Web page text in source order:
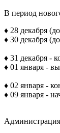
В период
♦ 28 декабря
♦ 30 декабря
♦ 31 декабря -
♦ 01 января -
♦ 02 января -
♦ 09 января -